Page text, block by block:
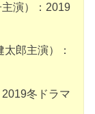
主演）：2019
郎主演）：
冬ドラマ